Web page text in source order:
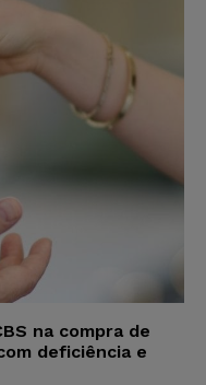
na compra de
deficiência e